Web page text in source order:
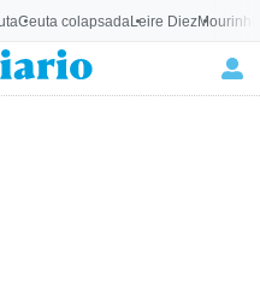
Ceuta colapsadaLeire Diez